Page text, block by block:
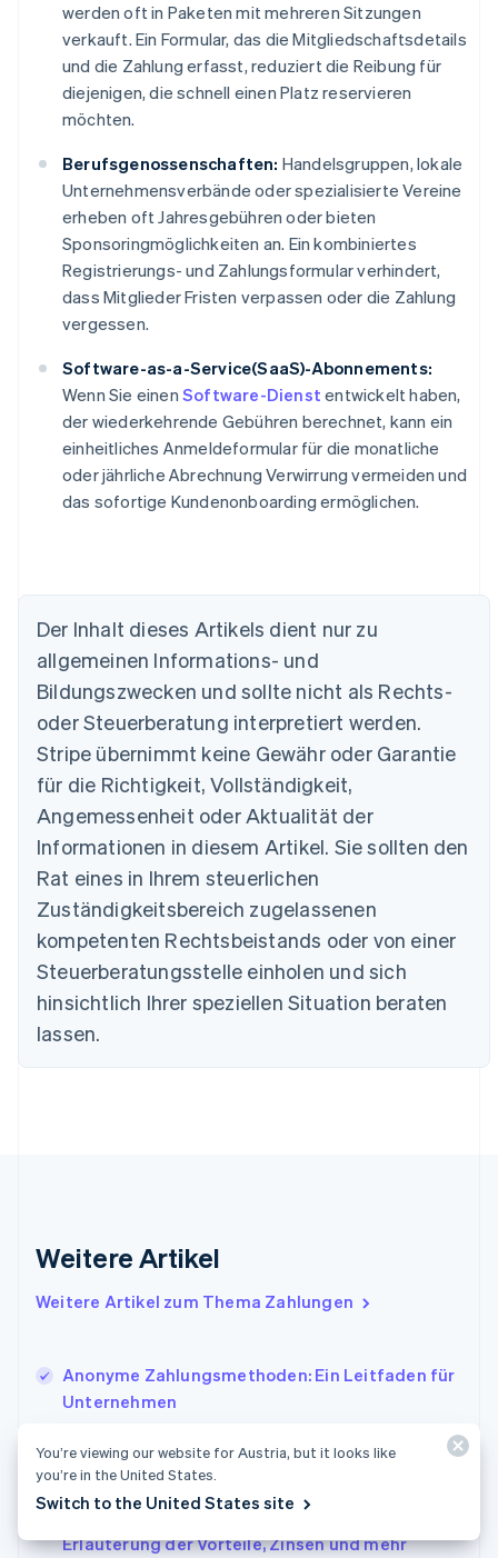
werden oft in Paketen mit mehreren Sitzungen
verkauft. Ein Formular, das die Mitgliedschaftsdetails
und die Zahlung erfasst, reduziert die Reibung für
diejenigen, die schnell einen Platz reservieren
möchten.
Berufsgenossenschaften: Handelsgruppen, lokale
Unternehmensverbände oder spezialisierte Vereine
erheben oft Jahresgebühren oder bieten
Sponsoringmöglichkeiten an. Ein kombiniertes
Registrierungs- und Zahlungsformular verhindert,
dass Mitglieder Fristen verpassen oder die Zahlung
vergessen.
Software-as-a-Service(SaaS)-Abonnements:
Wenn Sie einen Software-Dienst entwickelt haben,
der wiederkehrende Gebühren berechnet, kann ein
einheitliches Anmeldeformular für die monatliche
oder jährliche Abrechnung Verwirrung vermeiden und
das sofortige Kundenonboarding ermöglichen.
Der Inhalt dieses Artikels dient nur zu
allgemeinen Informations- und
Bildungszwecken und sollte nicht als Rechts-
oder Steuerberatung interpretiert werden.
Stripe übernimmt keine Gewähr oder Garantie
für die Richtigkeit, Vollständigkeit,
Angemessenheit oder Aktualität der
Informationen in diesem Artikel. Sie sollten den
Rat eines in Ihrem steuerlichen
Zuständigkeitsbereich zugelassenen
kompetenten Rechtsbeistands oder von einer
Steuerberatungsstelle einholen und sich
hinsichtlich Ihrer speziellen Situation beraten
lassen.
Weitere Artikel
Weitere Artikel zum Thema Zahlungen
Anonyme Zahlungsmethoden: Ein Leitfaden für
Unternehmen
Registrierung, Einrichtung und Zahlung ohne
persönlichen Kontakt
Was ist eine Bonuszahlung in Japan?
Erläuterung der Vorteile, Zinsen und mehr
Australien
English
Belgien
Nederlands Français DeutschEnglish
Brasilien
PortuguêsEnglish
English
Dänemark
English
Deutschland
Deutsch English
Estland
Festlandchina
简体中文English
Finnland
English
Frankreich
Irland
Italien
日本語 English
Kanada
English Français
EnglishItaliano
Lettland
English
DeutschEnglish
You’re viewing our website for Austria, but it looks like
you’re in the United States.
Switch to the United States site